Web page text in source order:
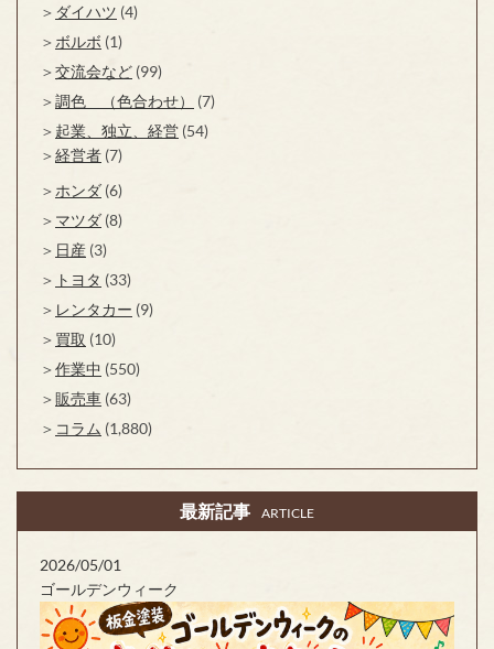
ダイハツ (4)
ボルボ (1)
交流会など (99)
調色 （色合わせ）
(7)
起業、独立、経営 (54)
経営者 (7)
ホンダ (6)
マツダ (8)
日産 (3)
トヨタ (33)
レンタカー (9)
買取 (10)
作業中 (550)
販売車 (63)
コラム (1,880)
最新記事 ARTICLE
2026/05/01
ゴールデンウィーク